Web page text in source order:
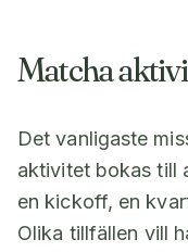
Matcha
Det vanligaste
aktivitet bokas till
en kickoff, en
Olika tillfällen vill